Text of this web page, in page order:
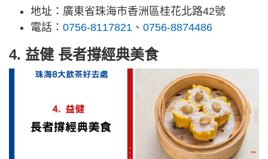
地址：廣東省珠海市香洲區桂花北路42號
電話： 0756-8117821 、 0756-8874486
4. 益健 長者撐經典美食